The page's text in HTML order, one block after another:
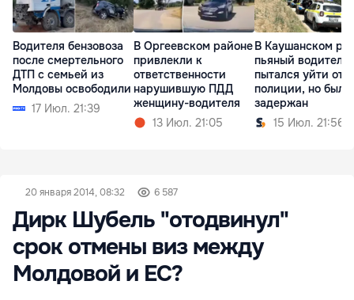
Водителя бензовоза
после смертельного
ДТП с семьей из
Молдовы освободили
17 Июл. 21:39
В Оргеевском районе
привлекли к
ответственности
нарушившую ПДД
женщину-водителя
13 Июл. 21:05
В Каушанском
пьяный водитель
пытался уйти от
полиции, но был
задержан
15 Июл. 21:56
20 января 2014, 08:32 6 587
Дирк Шубель "отодвинул"
срок отмены виз между
Молдовой и ЕС?